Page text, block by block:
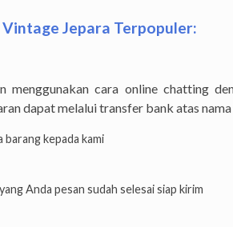
Jepara Terpopuler:
menggunakan cara online chatting
dapat melalui transfer bank atas
kepada kami
Anda pesan sudah selesai siap kirim